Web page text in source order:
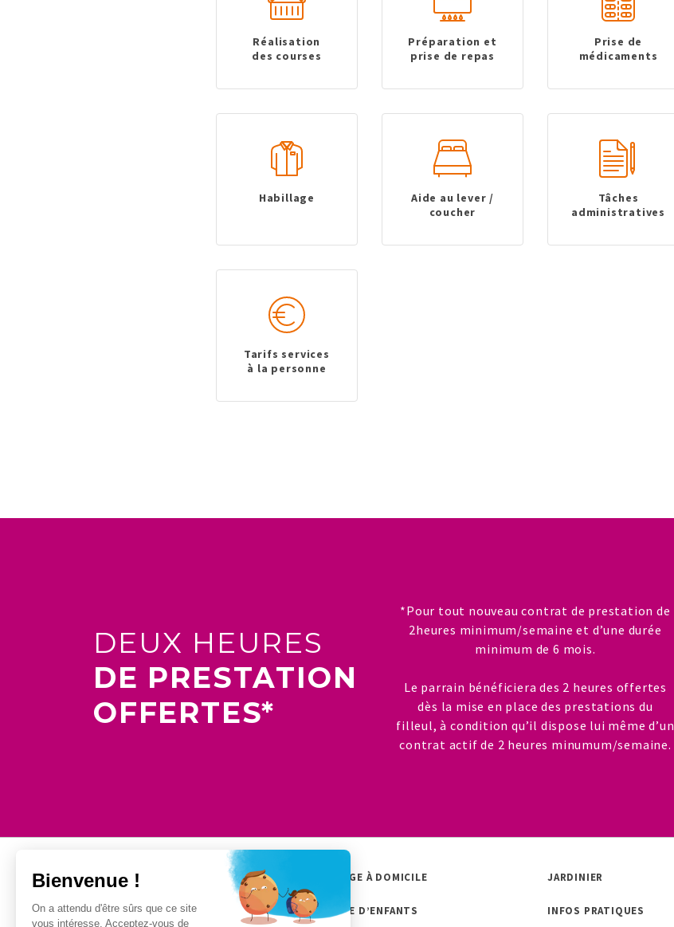
Réalisation
des courses
Préparation et
prise de repas
Prise de
médicaments
Habillage
Aide au lever /
coucher
Tâches
administratives
Tarifs services
à la personne
DEUX HEURES
DE PRESTATION
OFFERTES*
*Pour tout nouveau contrat de prestation de
2heures minimum/semaine et d’une durée
minimum de 6 mois.
Le parrain bénéficiera des 2 heures offertes
dès la mise en place des prestations du
filleul, à condition qu’il dispose lui même d’un
contrat actif de 2 heures minumum/semaine.
MÉNAGE À DOMICILE
GARDE D’ENFANTS
JARDINIER
INFOS PRATIQUES